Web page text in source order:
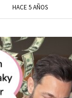
HACE 5 AÑOS